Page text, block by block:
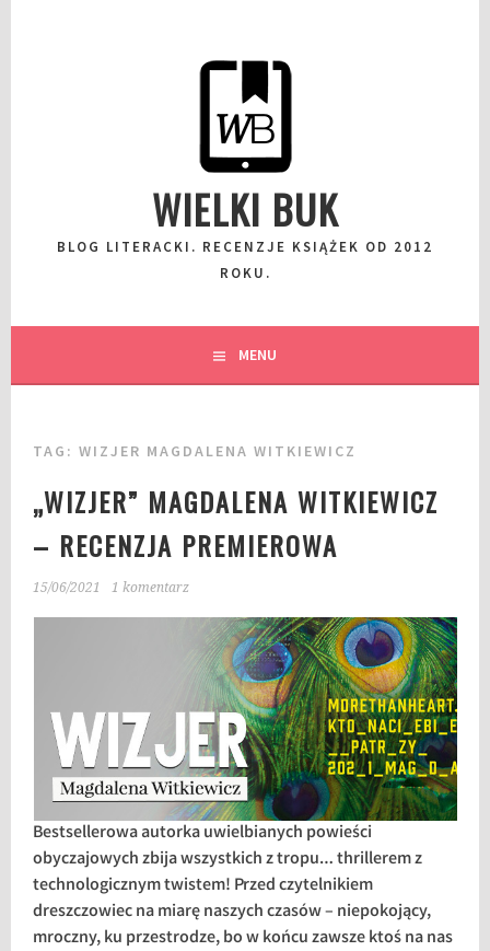
WIELKI BUK
BLOG LITERACKI. RECENZJE KSIĄŻEK OD 2012
ROKU.
MENU
TAG:WIZJER MAGDALENA WITKIEWICZ
„WIZJER” MAGDALENA WITKIEWICZ
– RECENZJA PREMIEROWA
15/06/2021 1 komentarz
Bestsellerowa autorka uwielbianych powieści
obyczajowych zbija wszystkich z tropu… thrillerem z
technologicznym twistem! Przed czytelnikiem
dreszczowiec na miarę naszych czasów – niepokojący,
mroczny, ku przestrodze, bo w końcu zawsze ktoś na nas